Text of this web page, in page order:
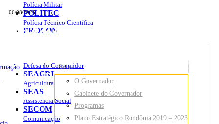
06/08/2026
Portal do Governo do
Rondônia
Sobre
O Governador
Gabinete do Governador
Programas
Plano Estratégico Rondônia 2019 – 2023
Polícia Militar
POLITEC
Polícia Técnico-Científica
PROCON
Defesa do Consumidor
SEAGRI
Agricultura
SEAS
Assistência Social
SECOM
Comunicação